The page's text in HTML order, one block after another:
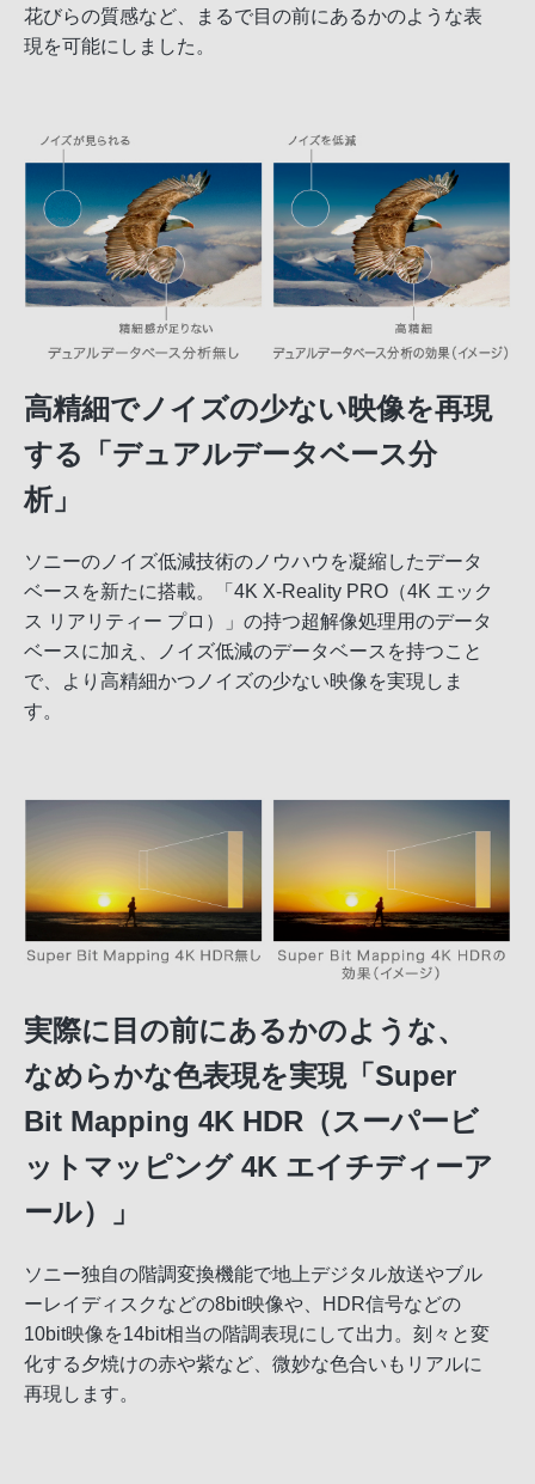
花びらの質感など、まるで目の前にあるかのような表
現を可能にしました。
高精細でノイズの少ない映像を再現
する「デュアルデータベース分
析」
ソニーのノイズ低減技術のノウハウを凝縮したデータ
ベースを新たに搭載。「4K X-Reality PRO（4K エック
ス リアリティー プロ）」の持つ超解像処理用のデータ
ベースに加え、ノイズ低減のデータベースを持つこと
で、より高精細かつノイズの少ない映像を実現しま
す。
実際に目の前にあるかのような、
なめらかな色表現を実現「Super
Bit Mapping 4K HDR（スーパービ
ットマッピング 4K エイチディーア
ール）」
ソニー独自の階調変換機能で地上デジタル放送やブル
ーレイディスクなどの8bit映像や、HDR信号などの
10bit映像を14bit相当の階調表現にして出力。刻々と変
化する夕焼けの赤や紫など、微妙な色合いもリアルに
再現します。